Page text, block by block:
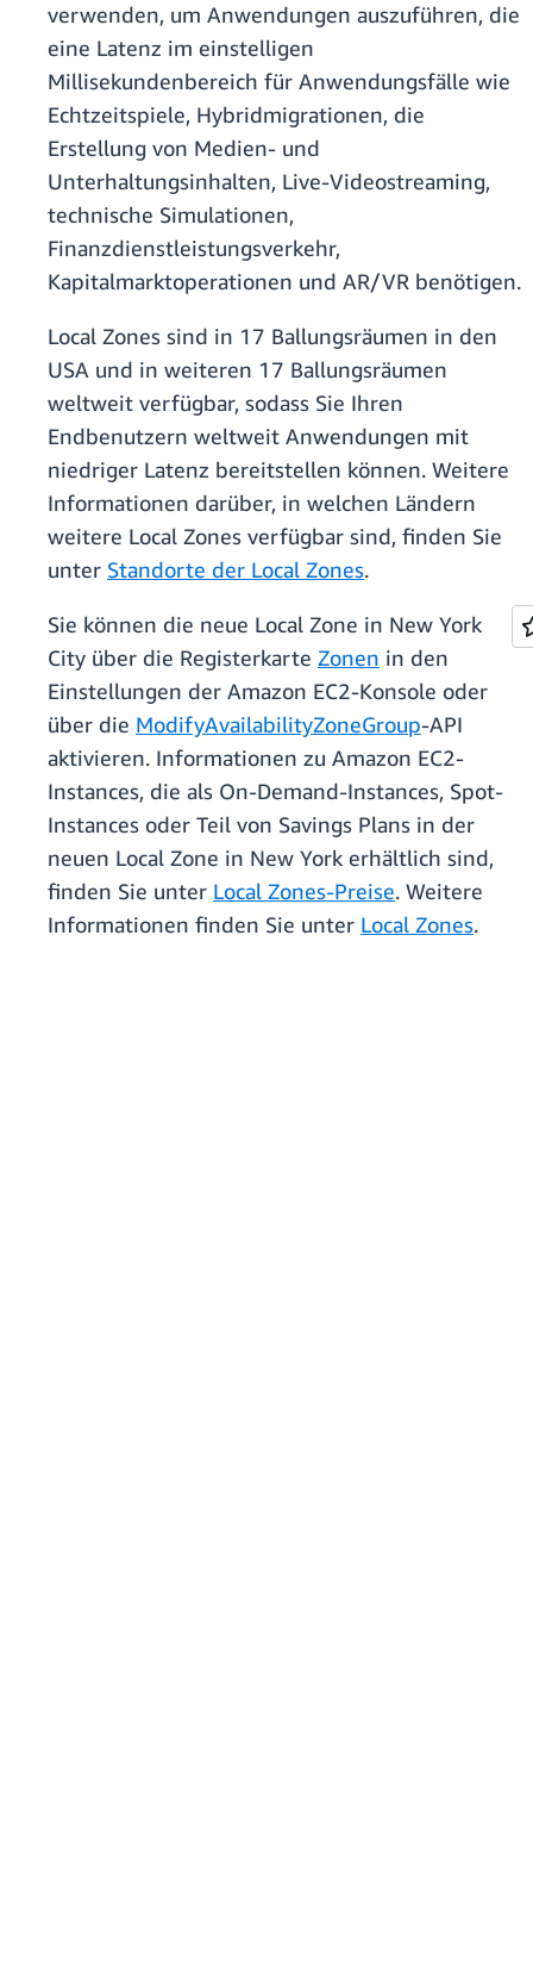
verwenden, um Anwendungen auszuführen, die
eine Latenz im einstelligen
Millisekundenbereich für Anwendungsfälle wie
Echtzeitspiele, Hybridmigrationen, die
Erstellung von Medien- und
Unterhaltungsinhalten, Live-Videostreaming,
technische Simulationen,
Finanzdienstleistungsverkehr,
Kapitalmarktoperationen und AR/VR benötigen.
Local Zones sind in 17 Ballungsräumen in den
USA und in weiteren 17 Ballungsräumen
weltweit verfügbar, sodass Sie Ihren
Endbenutzern weltweit Anwendungen mit
niedriger Latenz bereitstellen können. Weitere
Informationen darüber, in welchen Ländern
weitere Local Zones verfügbar sind, finden Sie
unter Standorte der Local Zones.
Sie können die neue Local Zone in New York
City über die Registerkarte Zonen in den
Einstellungen der Amazon EC2-Konsole oder
über die ModifyAvailabilityZoneGroup-API
aktivieren. Informationen zu Amazon EC2-
Instances, die als On-Demand-Instances, Spot-
Instances oder Teil von Savings Plans in der
neuen Local Zone in New York erhältlich sind,
finden Sie unter Local Zones-Preise. Weitere
Informationen finden Sie unter Local Zones.